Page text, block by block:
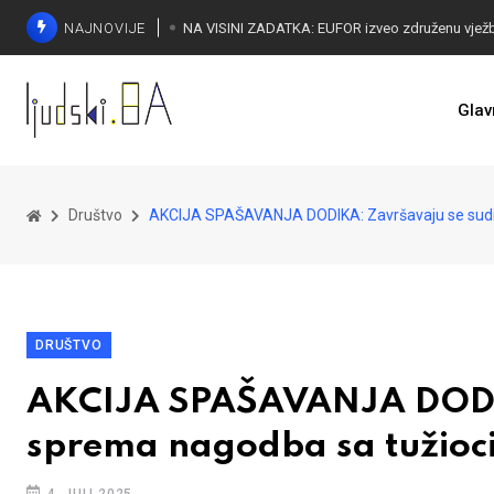
NAJNOVIJE
Društvo AKCIJA SPAŠAVANJA DODIKA: Završavaju se
DRUŠTVO
AKCIJA SPAŠAVANJA
sprema nagodba sa